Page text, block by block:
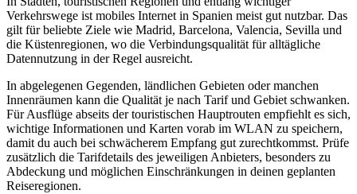
Verkehrswege ist mobiles Internet in Spanien meist gut nutzbar. Das
gilt für beliebte Ziele wie Madrid, Barcelona, Valencia, Sevilla und
die Küstenregionen, wo die Verbindungsqualität für alltägliche
Datennutzung in der Regel ausreicht.
In abgelegenen Gegenden, ländlichen Gebieten oder manchen
Innenräumen kann die Qualität je nach Tarif und Gebiet schwanken.
Für Ausflüge abseits der touristischen Hauptrouten empfiehlt es sich,
wichtige Informationen und Karten vorab im WLAN zu speichern,
damit du auch bei schwächerem Empfang gut zurechtkommst. Prüfe
zusätzlich die Tarifdetails des jeweiligen Anbieters, besonders zu
Abdeckung und möglichen Einschränkungen in deinen geplanten
Reiseregionen.